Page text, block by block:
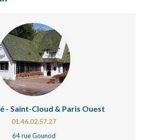
- Saint-Cloud & Paris Ouest
01.46.02.57.27
64 rue Gounod